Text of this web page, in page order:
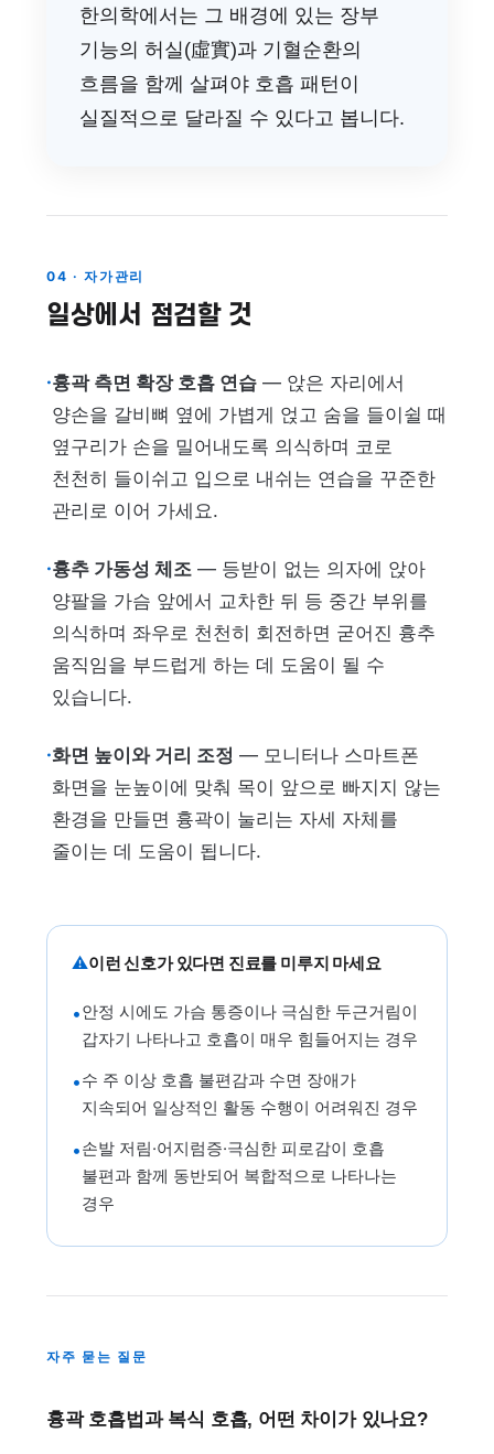
한의학에서는 그 배경에 있는 장부
기능의 허실(虛實)과 기혈순환의
흐름을 함께 살펴야 호흡 패턴이
실질적으로 달라질 수 있다고 봅니다.
04 · 자가관리
일상에서 점검할 것
·흉곽 측면 확장 호흡 연습 — 앉은 자리에서
양손을 갈비뼈 옆에 가볍게 얹고 숨을 들이쉴 때
옆구리가 손을 밀어내도록 의식하며 코로
천천히 들이쉬고 입으로 내쉬는 연습을 꾸준한
관리로 이어 가세요.
·흉추 가동성 체조 — 등받이 없는 의자에 앉아
양팔을 가슴 앞에서 교차한 뒤 등 중간 부위를
의식하며 좌우로 천천히 회전하면 굳어진 흉추
움직임을 부드럽게 하는 데 도움이 될 수
있습니다.
·화면 높이와 거리 조정 — 모니터나 스마트폰
화면을 눈높이에 맞춰 목이 앞으로 빠지지 않는
환경을 만들면 흉곽이 눌리는 자세 자체를
줄이는 데 도움이 됩니다.
⚠이런 신호가 있다면 진료를 미루지 마세요
•안정 시에도 가슴 통증이나 극심한 두근거림이
갑자기 나타나고 호흡이 매우 힘들어지는 경우
•수 주 이상 호흡 불편감과 수면 장애가
지속되어 일상적인 활동 수행이 어려워진 경우
•손발 저림·어지럼증·극심한 피로감이 호흡
불편과 함께 동반되어 복합적으로 나타나는
경우
자주 묻는 질문
흉곽 호흡법과 복식 호흡, 어떤 차이가 있나요?